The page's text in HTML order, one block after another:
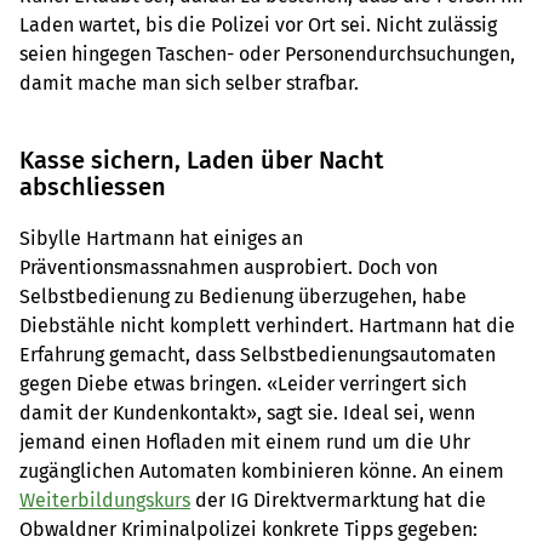
Laden wartet, bis die Polizei vor Ort sei. Nicht zulässig
seien hingegen Taschen- oder Personendurchsuchungen,
damit mache man sich selber strafbar.
Kasse sichern, Laden über Nacht
abschliessen
Sibylle Hartmann hat einiges an
Präventionsmassnahmen ausprobiert. Doch von
Selbstbedienung zu Bedienung überzugehen, habe
Diebstähle nicht komplett verhindert. Hartmann hat die
Erfahrung gemacht, dass Selbstbedienungsautomaten
gegen Diebe etwas bringen. «Leider verringert sich
damit der Kundenkontakt», sagt sie. Ideal sei, wenn
jemand einen Hofladen mit einem rund um die Uhr
zugänglichen Automaten kombinieren könne. An einem
Weiterbildungskurs der IG Direktvermarktung hat die
Obwaldner Kriminalpolizei konkrete Tipps gegeben: